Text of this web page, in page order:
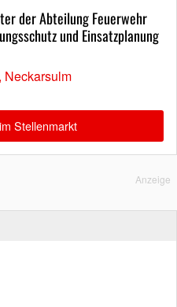
der Abteilung Feuerwehr
und Einsatzplanung
Neckarsulm
Stellenmarkt
Anzeige